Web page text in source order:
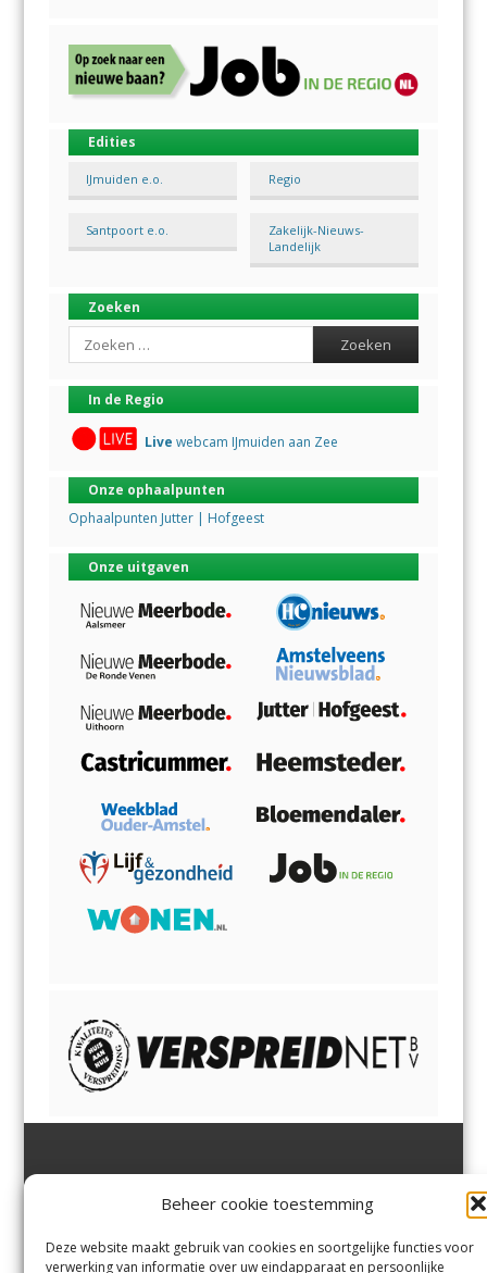
Beheer cookie toestemming
Deze website maakt gebruik van cookies en soortgelijke functies voor
verwerking van informatie over uw eindapparaat en persoonlijke
Edities
IJmuiden e.o. Regio
Santpoort e.o.
Zakelijk-Nieuws-
Landelijk
Zoeken
Search
In de Regio
Live webcam IJmuiden aan Zee
Onze ophaalpunten
Ophaalpunten Jutter | Hofgeest
Onze uitgaven
Margadantstraat 34
0255-533900
info@jutter.nlofinfo@hofgee
Velserbroek,Velsen-Zuid,
Zuid,Driehuisen
Spaarnwoude.